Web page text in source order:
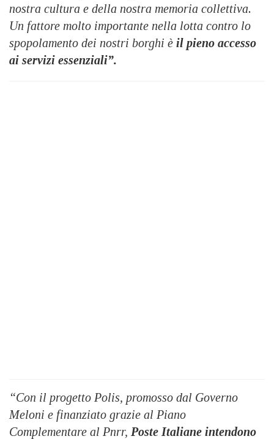
nostra cultura e della nostra memoria collettiva.
Un fattore molto importante nella lotta contro lo
spopolamento dei nostri borghi è il pieno accesso
ai servizi essenziali”.
“Con il progetto Polis, promosso dal Governo
Meloni e finanziato grazie al Piano
Complementare al Pnrr, Poste Italiane intendono